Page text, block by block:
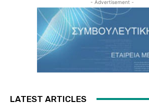
- Advertisement -
LATEST ARTICLES